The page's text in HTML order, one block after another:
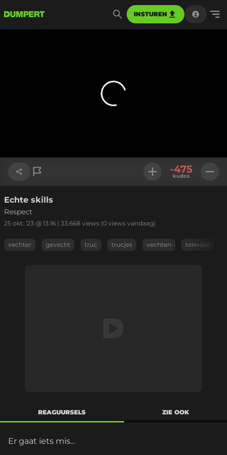
INSTUREN
Link kopiëren
-475
kudos
Echte skills
Respect
25 okt. '23 @ 13:16 | 33.668 views (0 views vandaag)
vechter gevecht truc trucjes vechten televisie
REAGUURSELS ZIE OOK
Er gaat iets mis...